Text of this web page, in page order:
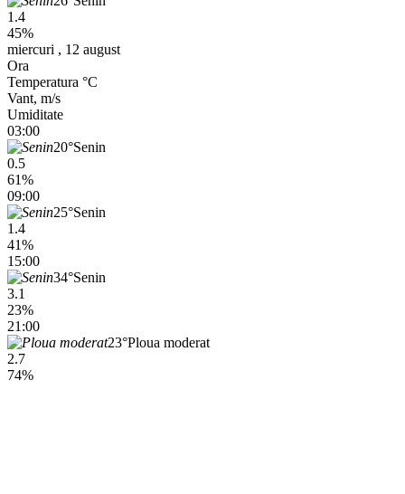
1.4
45%
miercuri , 12 august
Ora
Temperatura °C
Vant, m/s
Umiditate
03:00
20°Senin
0.5
61%
09:00
25°Senin
1.4
41%
15:00
34°Senin
3.1
23%
21:00
23°Ploua moderat
2.7
74%